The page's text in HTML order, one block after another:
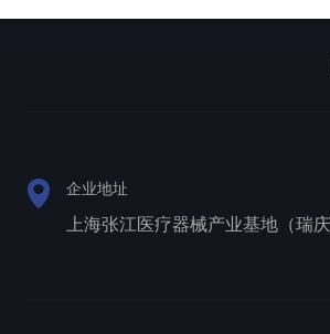
企业地址